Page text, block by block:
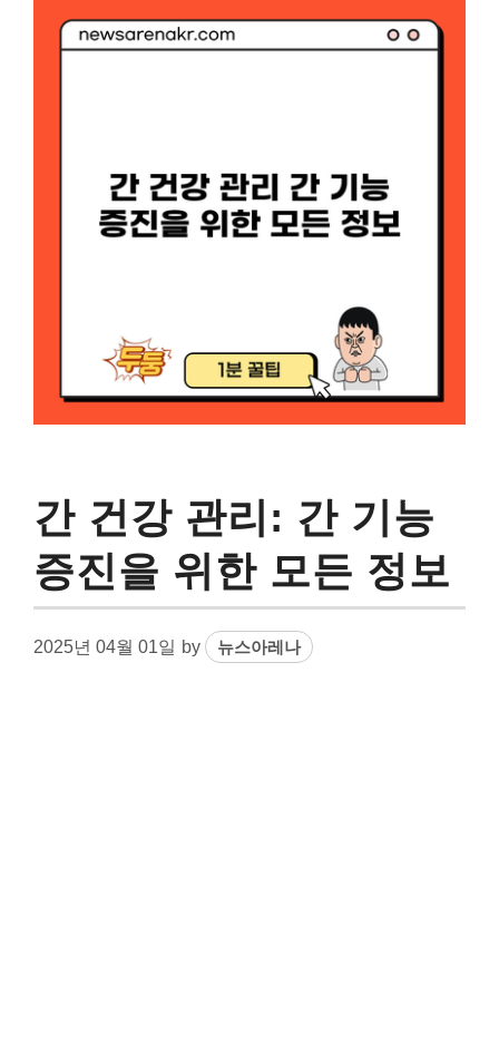
간 건강 관리: 간 기능
증진을 위한 모든 정보
2025년 04월 01일 by 뉴스아레나